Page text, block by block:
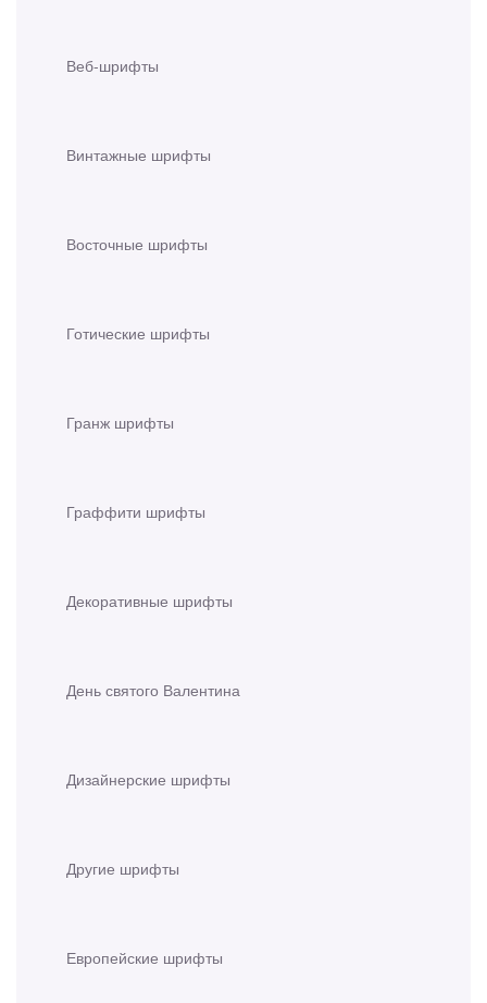
Веб-шрифты
Винтажные шрифты
Восточные шрифты
Готические шрифты
Гранж шрифты
Граффити шрифты
Декоративные шрифты
День святого Валентина
Дизайнерские шрифты
Другие шрифты
Европейские шрифты